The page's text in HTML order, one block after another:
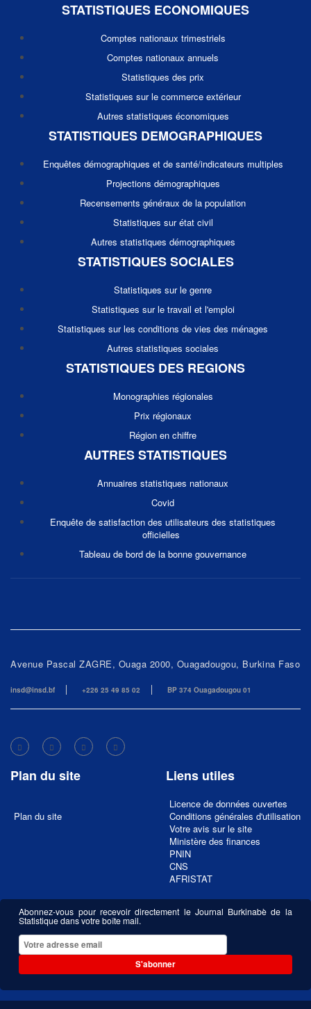
STATISTIQUES ECONOMIQUES
Comptes nationaux trimestriels
Comptes nationaux annuels
Statistiques des prix
Statistiques sur le commerce extérieur
Autres statistiques économiques
STATISTIQUES DEMOGRAPHIQUES
Enquêtes démographiques et de santé/indicateurs multiples
Projections démographiques
Recensements généraux de la population
Statistiques sur état civil
Autres statistiques démographiques
STATISTIQUES SOCIALES
Statistiques sur le genre
Statistiques sur le travail et l'emploi
Statistiques sur les conditions de vies des ménages
Autres statistiques sociales
STATISTIQUES DES REGIONS
Monographies régionales
Prix régionaux
Région en chiffre
AUTRES STATISTIQUES
Annuaires statistiques nationaux
Covid
Enquête de satisfaction des utilisateurs des statistiques
officielles
Tableau de bord de la bonne gouvernance
Avenue Pascal ZAGRE, Ouaga 2000, Ouagadougou, Burkina Faso
insd@insd.bf +226 25 49 85 02 BP 374 Ouagadougou 01
Plan du site
Plan du site
Liens utiles
Licence de données ouvertes
Conditions générales d'utilisation
Votre avis sur le site
Ministère des finances
PNIN
CNS
AFRISTAT
Abonnez-vous pour recevoir directement le Journal Burkinabè de la
Statistique dans votre boîte mail.
S'abonner